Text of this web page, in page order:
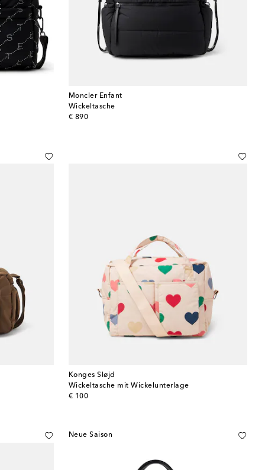
Moncler Enfant
Wickeltasche
€ 890
original price
Konges Sløjd
Wickeltasche mit Wickelunterlage
€ 100
original price
Neue Saison